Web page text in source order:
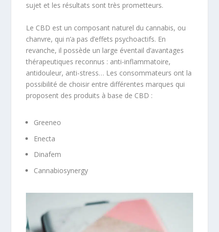
sujet et les résultats sont très prometteurs.
Le CBD est un composant naturel du cannabis, ou
chanvre, qui n’a pas d’effets psychoactifs. En
revanche, il possède un large éventail d’avantages
thérapeutiques reconnus : anti-inflammatoire,
antidouleur, anti-stress… Les consommateurs ont la
possibilité de choisir entre différentes marques qui
proposent des produits à base de CBD :
Greeneo
Enecta
Dinafem
Cannabiosynergy